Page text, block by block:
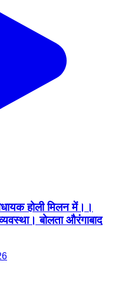
होली मिलन में।।
बोलता औरंगाबाद